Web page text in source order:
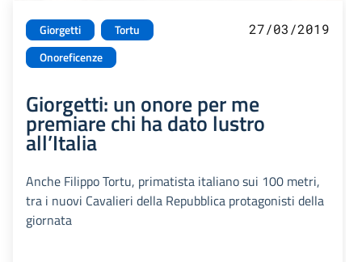
Giorgetti
Tortu
Onoreficenze
27/03/2019
Giorgetti: un onore per me
premiare chi ha dato lustro
all’Italia
Anche Filippo Tortu, primatista italiano sui 100 metri,
tra i nuovi Cavalieri della Repubblica protagonisti della
giornata